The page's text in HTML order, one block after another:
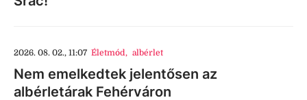
2026. 08. 02., 11:07 Életmód, albérlet
Nem emelkedtek jelentősen az
albérletárak Fehérváron